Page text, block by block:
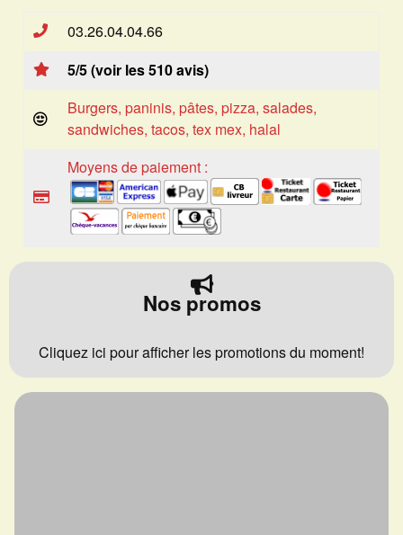
03.26.04.04.66
5/5 (voir les 510 avis)
Burgers, paninis, pâtes, pizza, salades,
sandwiches, tacos, tex mex, halal
Moyens de paiement :
Nos promos
Cliquez ici pour afficher les promotions du moment!